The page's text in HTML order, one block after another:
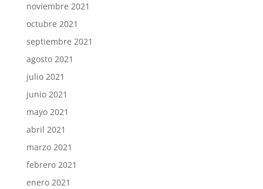
noviembre 2021
octubre 2021
septiembre 2021
agosto 2021
julio 2021
junio 2021
mayo 2021
abril 2021
marzo 2021
febrero 2021
enero 2021